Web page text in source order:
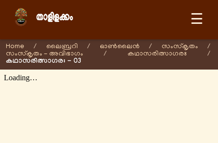
☰
Home / ലൈബ്രറി / ഓണ്‍ലൈന്‍ / സംസ്കൃതം
/
സംസ്കൃതം - അവിഭാഗം
/ കഥാസരിത്സാഗരഃ /
കഥാസരിത്സാഗരഃ - 03